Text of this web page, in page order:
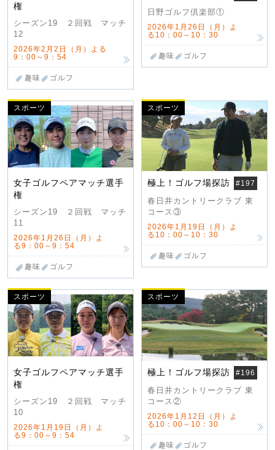
権
シーズン19 ２回戦 マッチ
12
2026年2月2日（月）よる
9：00～9：54
趣味 ゴルフ
日野ゴルフ倶楽部①
2026年1月26日（月）よ
る10：00～10：30
趣味 ゴルフ
スポーツ
女子ゴルフペアマッチ選手
権
シーズン19 ２回戦 マッチ
11
2026年1月26日（月）よ
る9：00～9：54
趣味 ゴルフ
スポーツ
極上！ゴルフ場探訪 #197
春日井カントリークラブ 東
コース③
2026年1月19日（月）よ
る10：00～10：30
趣味 ゴルフ
スポーツ
女子ゴルフペアマッチ選手
権
シーズン19 ２回戦 マッチ
10
2026年1月19日（月）よ
る9：00～9：54
スポーツ
極上！ゴルフ場探訪 #196
春日井カントリークラブ 東
コース②
2026年1月12日（月）よ
る10：00～10：30
趣味 ゴルフ